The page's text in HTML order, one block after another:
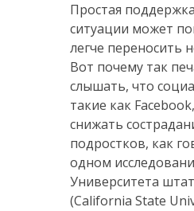
Простая
ситуации может
легче переносить
Вот почему так
слышать, что
такие как
снижать
подростков, как
одном
Университета
(California State